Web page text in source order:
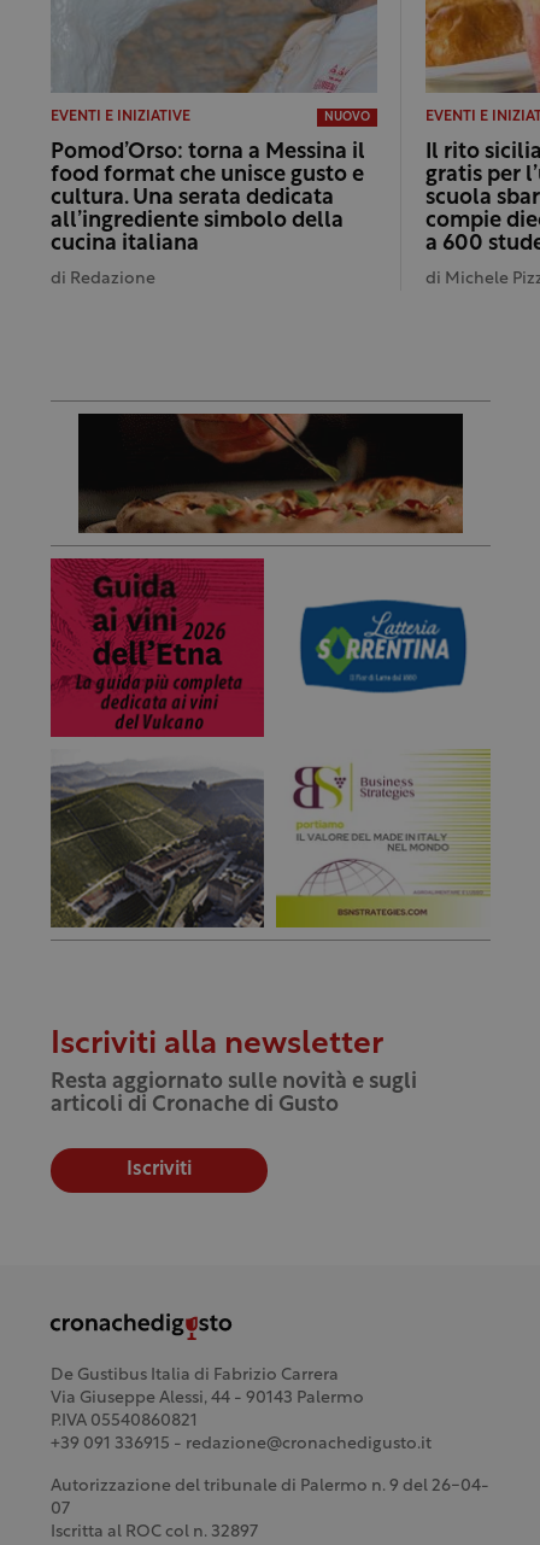
EVENTI E INIZIATIVE NUOVO
Pomod’Orso: torna a Messina il
food format che unisce gusto e
cultura. Una serata dedicata
all’ingrediente simbolo della
cucina italiana
di Redazione
EVENTI E
Il rito
gratis per
scuola
compie
a 600
di Michele
Iscriviti alla newsletter
Resta aggiornato sulle novità e sugli
articoli di Cronache di Gusto
Iscriviti
De Gustibus Italia di Fabrizio Carrera
Via Giuseppe Alessi, 44 - 90143 Palermo
P.IVA 05540860821
+39 091 336915 - redazione@cronachedigusto.it
Autorizzazione del tribunale di Palermo n. 9 del 26-04-
07
Iscritta al ROC col n. 32897